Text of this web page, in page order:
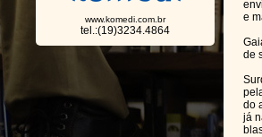
www.komedi.com.br
tel.:(19)3234.4864
e
de
do
já